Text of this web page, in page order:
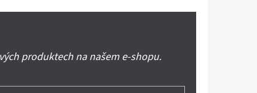
produktech na našem e-shopu.